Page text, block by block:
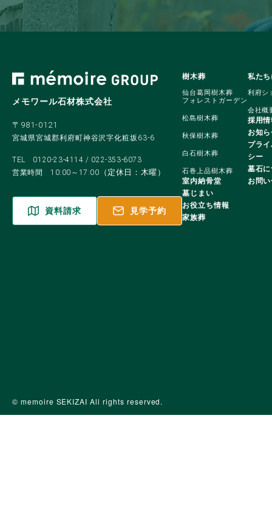
メモワール石材株式会社
〒981-0121
宮城県宮城郡利府町神谷沢字化粧坂63-6
TEL 0120-23-4114 / 022-353-6073
営業時間 10:00～17:00 （定休日：木曜）
資料請求 見学予約
樹木葬
仙台葛岡樹木葬
フォレストガーデン
松島樹木葬
秋保樹木葬
白石樹木葬
石巻上品樹木葬
室内納骨堂
墓じまい
お役立ち情報
家族葬
私た
利府シ
会社概
採用
お知
プラ
シー
墓石
お問
© memoire SEKIZAI All rights reserved.